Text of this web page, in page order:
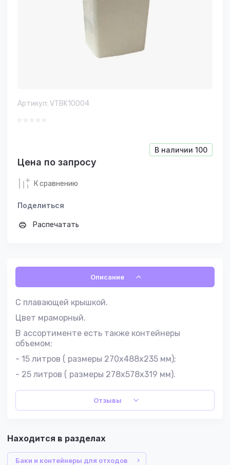
Артикул: VTBK10004
В наличии 100
Цена по запросу
К сравнению
Поделиться
Распечатать
Описание
С плавающей крышкой.
Цвет мраморный.
В ассортименте есть также контейнеры
объемом:
- 15 литров ( размеры 270x488x235 мм);
- 25 литров ( размеры 278x578x319 мм).
Отзывы
Находится в разделах
Баки и контейнеры для отходов